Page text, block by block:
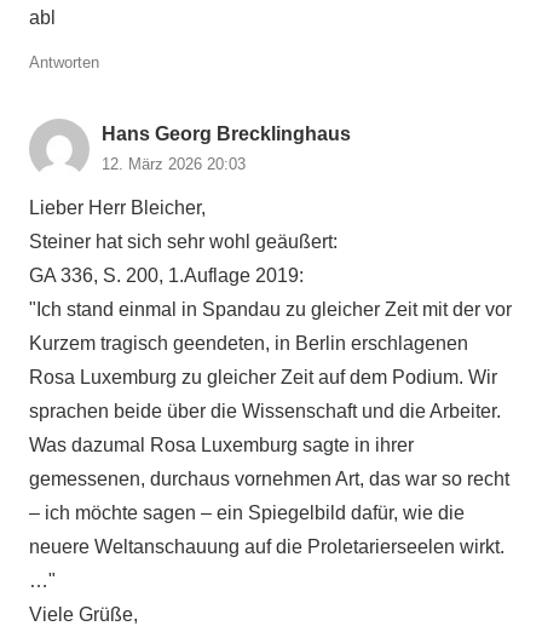
abl
Antworten
Hans Georg Brecklinghaus
12. März 2026 20:03
Lieber Herr Bleicher,
Steiner hat sich sehr wohl geäußert:
GA 336, S. 200, 1.Auflage 2019:
"Ich stand einmal in Spandau zu gleicher Zeit mit der vor
Kurzem tragisch geendeten, in Berlin erschlagenen
Rosa Luxemburg zu gleicher Zeit auf dem Podium. Wir
sprachen beide über die Wissenschaft und die Arbeiter.
Was dazumal Rosa Luxemburg sagte in ihrer
gemessenen, durchaus vornehmen Art, das war so recht
– ich möchte sagen – ein Spiegelbild dafür, wie die
neuere Weltanschauung auf die Proletarierseelen wirkt.
…"
Viele Grüße,